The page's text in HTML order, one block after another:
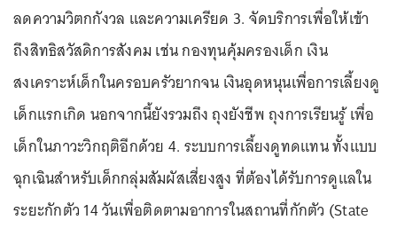
ลดความวิตกกังวล และความเครียด 3. จัดบริการเพื่อให้เข้า
ถึงสิทธิสวัสดิการสังคม เช่น กองทุนคุ้มครองเด็ก เงิน
สงเคราะห์เด็กในครอบครัวยากจน เงินอุดหนุนเพื่อการเลี้ยงดู
เด็กแรกเกิด นอกจากนี้ยังรวมถึง ถุงยังชีพ ถุงการเรียนรู้ เพื่อ
เด็กในภาวะวิกฤติอีกด้วย 4. ระบบการเลี้ยงดูทดแทน ทั้งแบบ
ฉุกเฉินสำหรับเด็กกลุ่มสัมผัสเสี่ยงสูง ที่ต้องได้รับการดูแลใน
ระยะกักตัว 14 วันเพื่อติดตามอาการในสถานที่กักตัว (State